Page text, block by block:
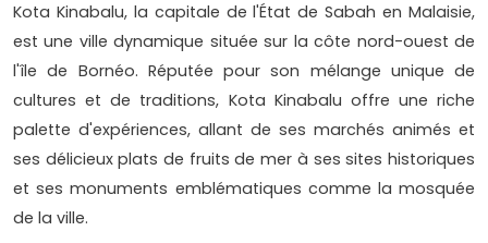
Kota Kinabalu, la capitale de l'État de Sabah en Malaisie,
est une ville dynamique située sur la côte nord-ouest de
l'île de Bornéo. Réputée pour son mélange unique de
cultures et de traditions, Kota Kinabalu offre une riche
palette d'expériences, allant de ses marchés animés et
ses délicieux plats de fruits de mer à ses sites historiques
et ses monuments emblématiques comme la mosquée
de la ville.